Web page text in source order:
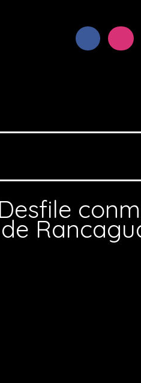
Desfile